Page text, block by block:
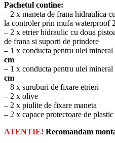
Pachetul contine:
– 2 x maneta de frana hidraulica
la controler prin mufa waterproof
– 2 x etrier hidraulic cu doua
de frana si suporti de prindere
– 1 x conducta pentru ulei
cm
– 1 x conducta pentru ulei
cm
– 8 x suruburi de fixare etrieri
– 2 x olive
– 2 x piulite de fixare maneta
– 2 x capace protectoare de plastic
ATENTIE! Recomandam